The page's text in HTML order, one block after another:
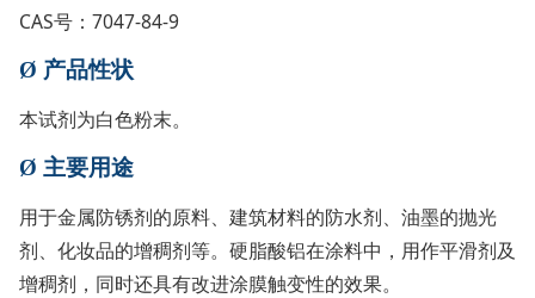
CAS号：7047-84-9
Ø 产品性状
本试剂为白色粉末。
Ø 主要用途
用于金属防锈剂的原料、建筑材料的防水剂、油墨的抛光
剂、化妆品的增稠剂等。硬脂酸铝在涂料中，用作平滑剂及
增稠剂，同时还具有改进涂膜触变性的效果。